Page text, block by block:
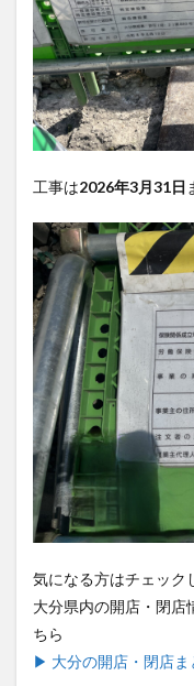
工事は2026年3月31日
気になる方はチェック
大分県内の開店・閉店
ちら
▶ 大分の開店・閉店ま